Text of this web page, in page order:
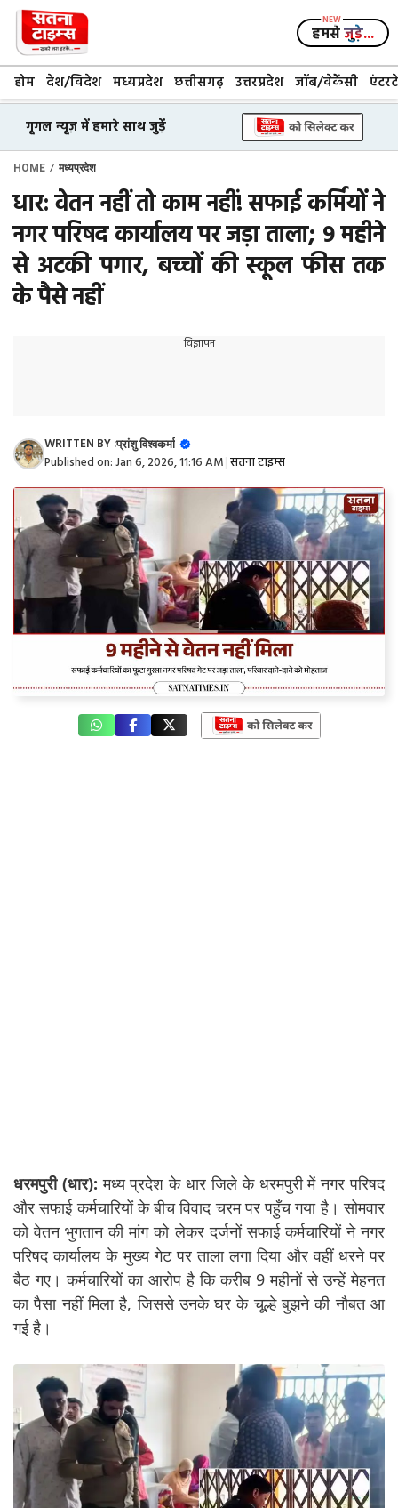
Skip
content
हमसेजुड़े...
होम देश/विदेश मध्यप्रदेश छत्तीसगढ़ उत्तरप्रदेश जॉब/वेकैंसी
गूगल न्यूज़ में हमारे साथ जुड़ें
HOME / मध्यप्रदेश
धार: वेतन नहीं तो काम नहीं! सफाई कर्मियों ने
नगर परिषद कार्यालय पर जड़ा ताला; 9 महीने
से अटकी पगार, बच्चों की स्कूल फीस तक
के पैसे नहीं
विज्ञापन
WRITTEN BY :प्रांशु विश्वकर्मा
Published on:Jan 6, 2026, 11:16 AM सतना टाइम्स
धरमपुरी (धार): मध्य प्रदेश के धार जिले के धरमपुरी में नगर परिषद
और सफाई कर्मचारियों के बीच विवाद चरम पर पहुँच गया है। सोमवार
को वेतन भुगतान की मांग को लेकर दर्जनों सफाई कर्मचारियों ने नगर
परिषद कार्यालय के मुख्य गेट पर ताला लगा दिया और वहीं धरने पर
बैठ गए। कर्मचारियों का आरोप है कि करीब 9 महीनों से उन्हें मेहनत
का पैसा नहीं मिला है, जिससे उनके घर के चूल्हे बुझने की नौबत आ
गई है।